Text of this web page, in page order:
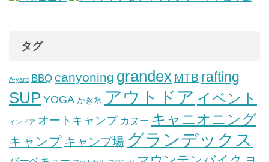
タグ
A-yard BBQ canyoning grandex MTB rafting
SUP YOGA かき氷 アウトドア イベント
インドア オートキャンプ カヌー キャニオニング
キャンプ キャンプ場 グランデックス